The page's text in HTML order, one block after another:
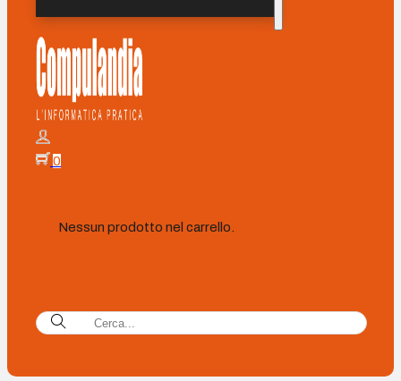
0
Nessun prodotto nel carrello.